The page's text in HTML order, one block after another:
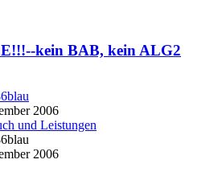
kein BAB, kein ALG2
2006
und Leistungen
2006